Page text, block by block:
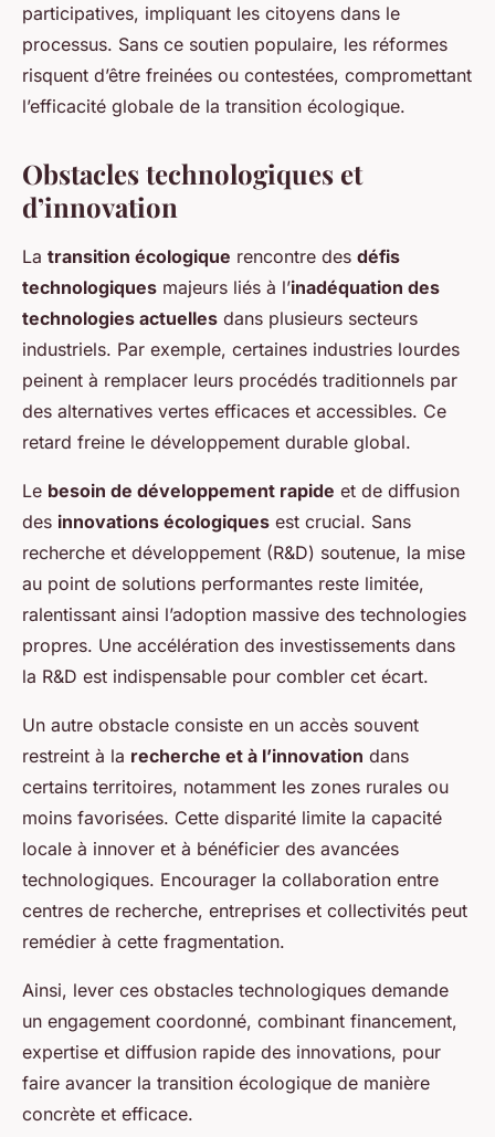
participatives, impliquant les citoyens dans le
processus. Sans ce soutien populaire, les réformes
risquent d’être freinées ou contestées, compromettant
l’efficacité globale de la transition écologique.
Obstacles technologiques et
d’innovation
La transition écologique rencontre des défis
technologiques majeurs liés à l’inadéquation des
technologies actuelles dans plusieurs secteurs
industriels. Par exemple, certaines industries lourdes
peinent à remplacer leurs procédés traditionnels par
des alternatives vertes efficaces et accessibles. Ce
retard freine le développement durable global.
Le besoin de développement rapide et de diffusion
des innovations écologiques est crucial. Sans
recherche et développement (R&D) soutenue, la mise
au point de solutions performantes reste limitée,
ralentissant ainsi l’adoption massive des technologies
propres. Une accélération des investissements dans
la R&D est indispensable pour combler cet écart.
Un autre obstacle consiste en un accès souvent
restreint à la recherche et à l’innovation dans
certains territoires, notamment les zones rurales ou
moins favorisées. Cette disparité limite la capacité
locale à innover et à bénéficier des avancées
technologiques. Encourager la collaboration entre
centres de recherche, entreprises et collectivités peut
remédier à cette fragmentation.
Ainsi, lever ces obstacles technologiques demande
un engagement coordonné, combinant financement,
expertise et diffusion rapide des innovations, pour
faire avancer la transition écologique de manière
concrète et efficace.